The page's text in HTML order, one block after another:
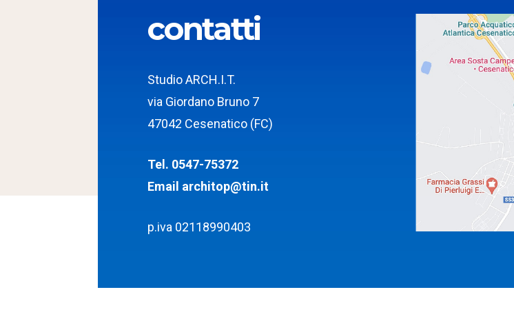
contatti
Studio ARCH.I.T.
via Giordano Bruno 7
47042 Cesenatico (FC)
Tel. 0547-75372
Email architop@tin.it
p.iva 02118990403